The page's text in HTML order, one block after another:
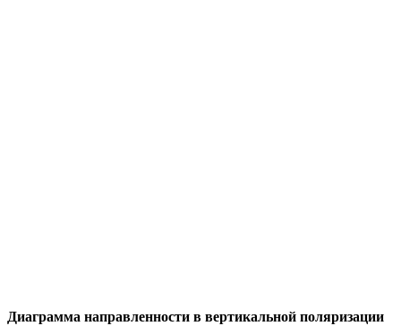
Диаграмма направленности в вертикальной поляризации